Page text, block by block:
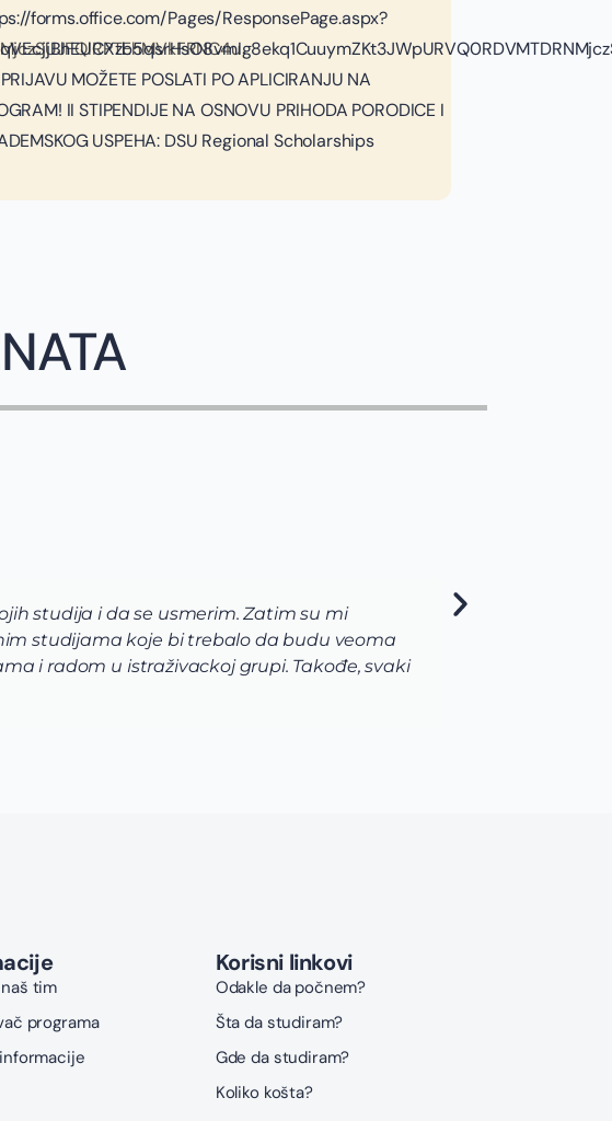
forms.office.com/Pages/ResponsePage.aspx?
MOŽETE POSLATI PO APLICIRANJU NA
II STIPENDIJE NA OSNOVU PRIHODA PORODICE I
USPEHA: DSU Regional Scholarships
studija i da se usmerim. Zatim su mi
studijama koje bi trebalo da budu veoma
i radom u istraživackoj grupi. Takođe, svaki
tim
programa
Korisni linkovi
Odakle da počnem?
Šta da studiram?
Gde da studiram?
Koliko košta?